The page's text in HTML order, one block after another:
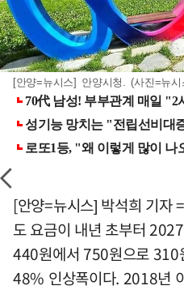
[안양=뉴시스] 안양시청. (사진=뉴
[안양=뉴시스] 박석희 기자
도 요금이 내년 초부터
440원에서 750원으로 310
48% 인상폭이다. 2018년